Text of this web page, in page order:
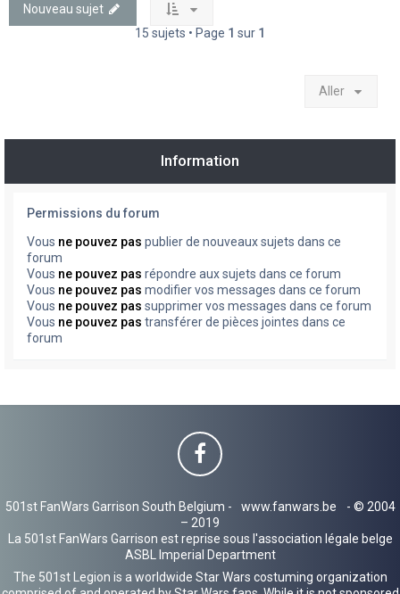
Nouveau sujet
15 sujets • Page 1 sur 1
Aller
Information
Permissions du forum
Vous ne pouvez pas publier de nouveaux sujets dans ce
forum
Vous ne pouvez pas répondre aux sujets dans ce forum
Vous ne pouvez pas modifier vos messages dans ce forum
Vous ne pouvez pas supprimer vos messages dans ce forum
Vous ne pouvez pas transférer de pièces jointes dans ce
forum
501st FanWars Garrison South Belgium - www.fanwars.be
- © 2004
– 2019
La 501st FanWars Garrison est reprise sous l'association légale belge
ASBL Imperial Department
The 501st Legion is a worldwide Star Wars costuming organization